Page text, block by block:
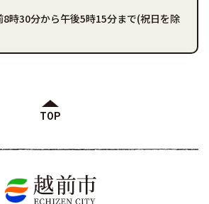
時30分から午後5時15分まで(祝日を除
TOP